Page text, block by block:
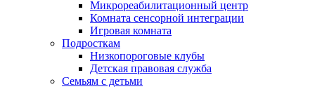
Микрореабилитационный центр
Комната сенсорной интеграции
Игровая комната
Подросткам
Низкопороговые клубы
Детская правовая служба
Семьям с детьми